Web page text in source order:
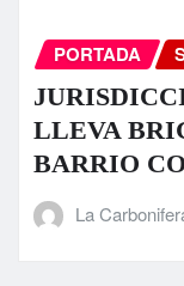
PORTADA
LLEVA
BARRIO
La